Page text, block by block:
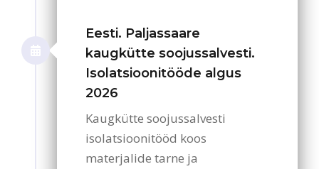
Eesti. Paljassaare
kaugkütte soojussalvesti.
Isolatsioonitööde algus
2026
Kaugkütte soojussalvesti
isolatsioonitööd koos
materjalide tarne ja